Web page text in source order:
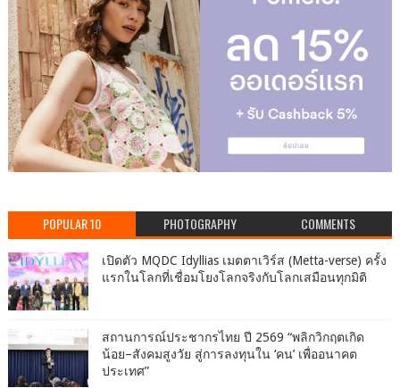
POPULAR 10 PHOTOGRAPHY COMMENTS
เปิดตัว MQDC Idyllias เมตตาเวิร์ส (Metta-verse) ครั้ง
แรกในโลกที่เชื่อมโยงโลกจริงกับโลกเสมือนทุกมิติ
สถานการณ์ประชากรไทย ปี 2569 “พลิกวิกฤตเกิด
น้อย–สังคมสูงวัย สู่การลงทุนใน ‘คน’ เพื่ออนาคต
ประเทศ”